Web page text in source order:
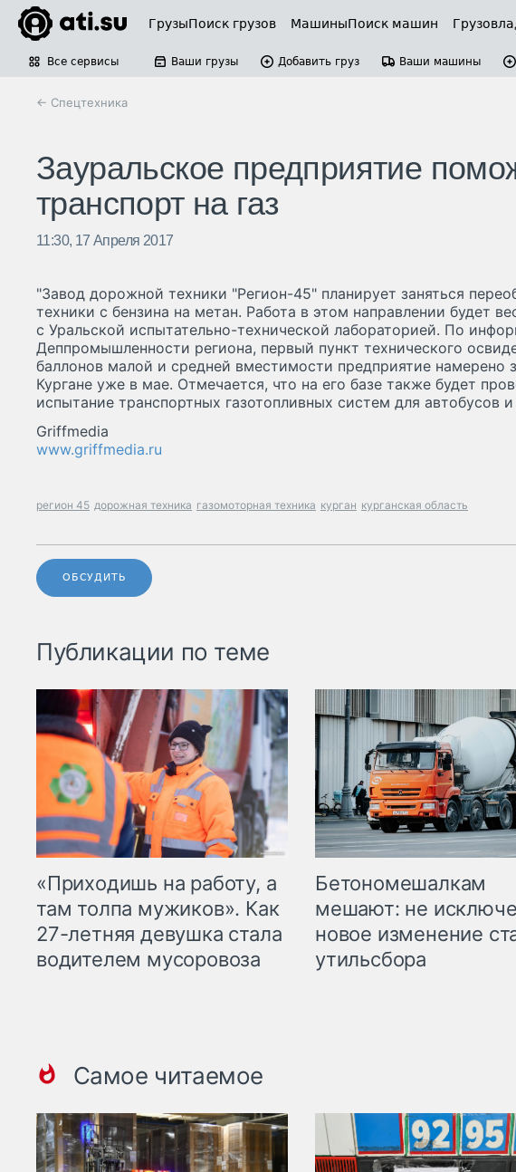
ГрузыПоиск грузов МашиныПоиск машин
Все сервисы Ваши грузы Добавить груз Ваши машины
← Спецтехника
Зауральское предприятие
транспорт на газ
11:30, 17 Апреля 2017
"Завод дорожной техники "Регион-45" планирует заняться
техники с бензина на метан. Работа в этом направлении будет
с Уральской испытательно-технической лабораторией. По
Деппромышленности региона, первый пункт технического
баллонов малой и средней вместимости предприятие намерено
Кургане уже в мае. Отмечается, что на его базе также будет
испытание транспортных газотопливных систем для автобусов
Griffmedia
www.griffmedia.ru
регион 45 дорожная техника газомоторная техника курган курганская область
ОБСУДИТЬ
Публикации по теме
«Приходишь на работу, а
там толпа мужиков». Как
27-летняя девушка стала
водителем мусоровоза
Бетономешалкам
мешают: не
новое изменение
утильсбора
Самое читаемое